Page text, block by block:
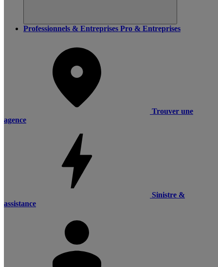
Professionnels & Entreprises Pro & Entreprises
Trouver une
agence
Sinistre &
assistance